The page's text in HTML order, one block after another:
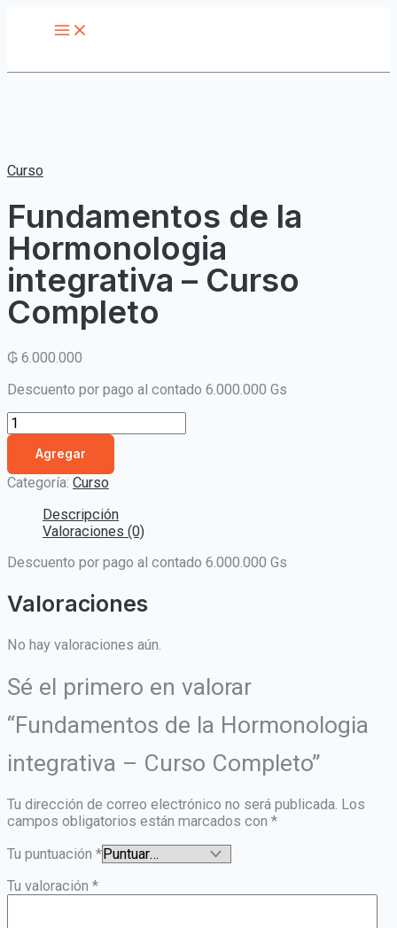
contenido
Curso
Fundamentos de la
Hormonologia
integrativa – Curso
Completo
₲ 6.000.000
Descuento por pago al contado 6.000.000 Gs
integrativa
Agregar
Categoría: Curso
Descripción
Valoraciones (0)
Descuento por pago al contado 6.000.000 Gs
Valoraciones
No hay valoraciones aún.
Sé el primero en valorar
“Fundamentos de la Hormonologia
integrativa – Curso Completo”
Tu dirección de correo electrónico no será publicada. Los
campos obligatorios están marcados con *
Tu puntuación *
Tu valoración *